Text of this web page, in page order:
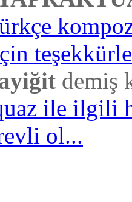
demiş
ile ilgili
ol...